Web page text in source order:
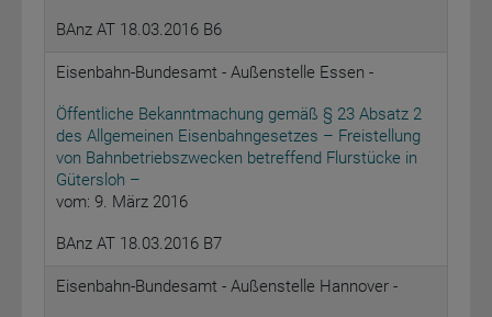
BAnz AT 18.03.2016 B6
Eisenbahn-Bundesamt - Außenstelle Essen -
Öffentliche Bekanntmachung gemäß § 23 Absatz 2
des Allgemeinen Eisenbahngesetzes – Freistellung
von Bahnbetriebszwecken betreffend Flurstücke in
Gütersloh –
vom: 9. März 2016
BAnz AT 18.03.2016 B7
Eisenbahn-Bundesamt - Außenstelle Hannover -